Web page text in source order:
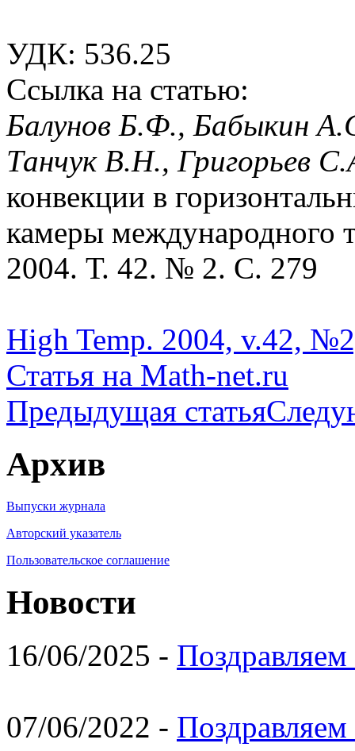
УДК: 536.25
Ссылка на статью:
Балунов Б.Ф., Бабыкин
Танчук В.Н., Григорьев
конвекции в
камеры международного
2004. Т. 42. № 2. С. 279
High Temp. 2004, v.42,
Статья на Math-net.ru
Предыдущая статья
Архив
Выпуски журнала
Авторский указатель
Пользовательское соглашение
Новости
16/06/2025 -
07/06/2022 -